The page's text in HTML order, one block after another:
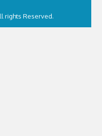
rights Reserved.